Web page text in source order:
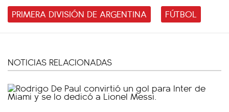
PRIMERA DIVISIÓN DE ARGENTINA FÚTBOL
NOTICIAS RELACIONADAS